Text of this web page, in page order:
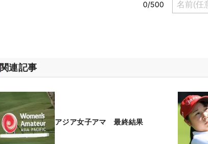
関連記事
アジア女子アマ 最終結果